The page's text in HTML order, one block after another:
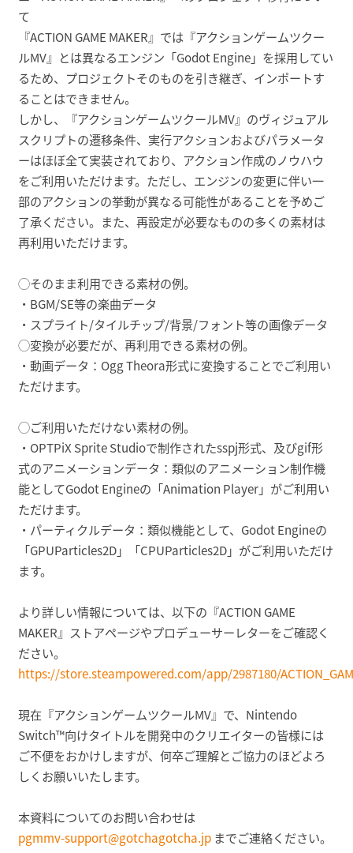
て
『ACTION GAME MAKER』では『アクションゲームツクー
ルMV』とは異なるエンジン「Godot Engine」を採用してい
るため、プロジェクトそのものを引き継ぎ、インポートす
ることはできません。
しかし、『アクションゲームツクールMV』のヴィジュアル
スクリプトの遷移条件、実行アクションおよびパラメータ
ーはほぼ全て実装されており、アクション作成のノウハウ
をご利用いただけます。ただし、エンジンの変更に伴い一
部のアクションの挙動が異なる可能性があることを予めご
了承ください。また、再設定が必要なものの多くの素材は
再利用いただけます。
◯そのまま利用できる素材の例。
・BGM/SE等の楽曲データ
・スプライト/タイルチップ/背景/フォント等の画像データ
◯変換が必要だが、再利用できる素材の例。
・動画データ：Ogg Theora形式に変換することでご利用い
ただけます。
◯ご利用いただけない素材の例。
・OPTPiX Sprite Studioで制作されたsspj形式、及びgif形
式のアニメーションデータ：類似のアニメーション制作機
能としてGodot Engineの「Animation Player」がご利用い
ただけます。
・パーティクルデータ：類似機能として、Godot Engineの
「GPUParticles2D」「CPUParticles2D」がご利用いただけ
ます。
より詳しい情報については、以下の『ACTION GAME
MAKER』ストアページやプロデューサーレターをご確認く
ださい。
https://store.steampowered.com/app/2987180/
現在『アクションゲームツクールMV』で、Nintendo
Switch™向けタイトルを開発中のクリエイターの皆様には
ご不便をおかけしますが、何卒ご理解とご協力のほどよろ
しくお願いいたします。
本資料についてのお問い合わせは
pgmmv-support@gotchagotcha.jp までご連絡ください。